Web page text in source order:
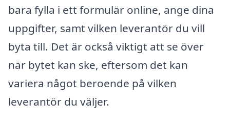
bara fylla i ett formulär online, ange dina
uppgifter, samt vilken leverantör du vill
byta till. Det är också viktigt att se över
när bytet kan ske, eftersom det kan
variera något beroende på vilken
leverantör du väljer.